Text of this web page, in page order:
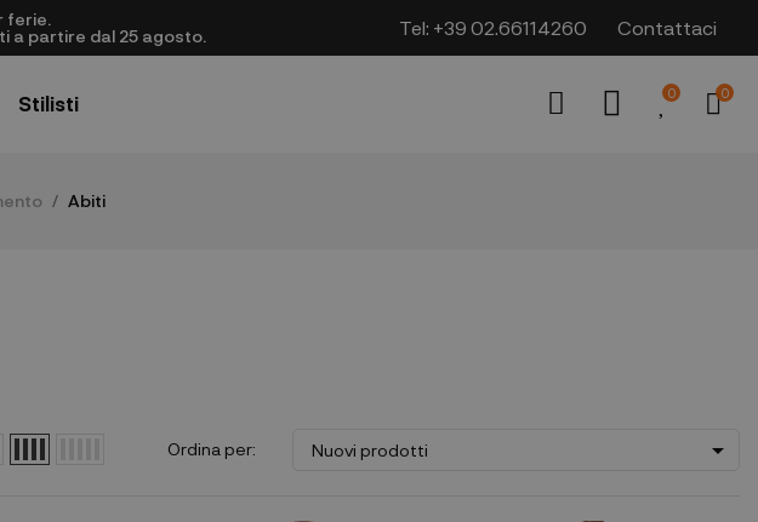
ferie.
a partire dal 25 agosto.
Tel: +39 02.66114260 Contattaci
Stilisti 0 0
Abiti
Ordina per: Nuovi prodotti 